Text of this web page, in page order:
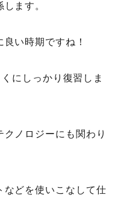
ます。
い時期ですね！
にしっかり復習しま
ノロジーにも関わり
などを使いこなして仕